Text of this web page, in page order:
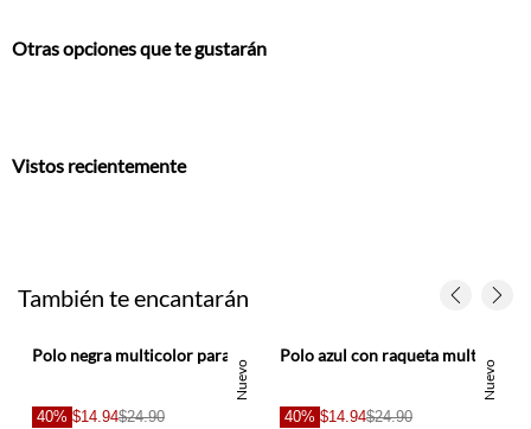
Otras opciones que te gustarán
Vistos recientemente
También te encantarán
Nuevo
Polo negra multicolor para hombre
40% $14.94$24.90
Nuevo
Polo azul con raqueta multicolor para hombre
40% $14.94$24.90